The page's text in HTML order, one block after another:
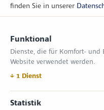
Zimper Media GmbH
Reinhardtstr. 31, 10117 Berlin
Tel.: +49 (0) 30 814 50 12 600
office@kommunal.de
ÖFFNUNGSZEITEN
finden Sie in unserer
Funktional
Dienste, die für Komfort- und
Website verwendet werden.
↓ 1 Dienst
Statistik